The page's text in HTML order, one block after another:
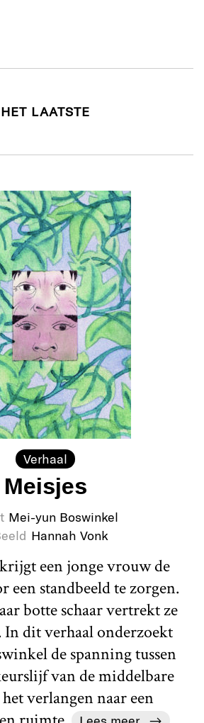
HET LAATSTE
Verhaal
Meisjes
Mei-yun Boswinkel
Hannah Vonk
een jonge vrouw de
een standbeeld te zorgen.
botte schaar vertrekt ze
In dit verhaal onderzoekt
de spanning tussen
van de middelbare
verlangen naar een